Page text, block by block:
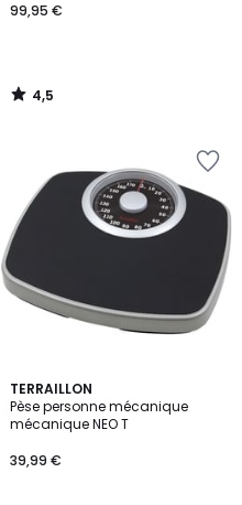
99,95 €
4,5
/
TERRAILLON
Pèse personne mécanique
mécanique NEO T
39,99 €
4
/
5